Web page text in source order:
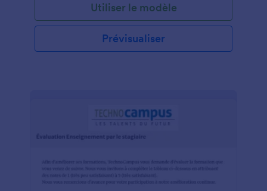
Utiliser le modèle
Prévisualiser